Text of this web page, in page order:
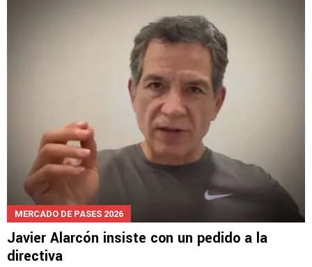
MERCADO DE PASES 2026
Javier Alarcón insiste con un pedido a la
directiva